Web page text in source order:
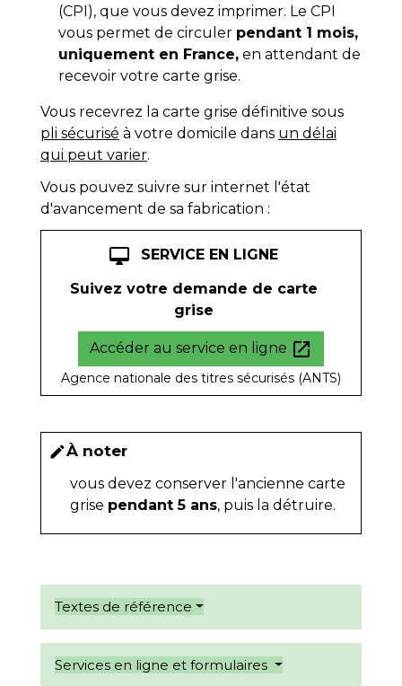
(CPI), que vous devez imprimer. Le CPI
vous permet de circuler pendant 1 mois,
uniquement en France, en attendant de
recevoir votre carte grise.
Vous recevrez la carte grise définitive sous
pli sécurisé à votre domicile dans un délai
qui peut varier.
Vous pouvez suivre sur internet l'état
d'avancement de sa fabrication :
desktop_mac
SERVICE EN LIGNE
Suivez votre demande de carte
grise
Accéder au service en ligne open_in_new
Agence nationale des titres sécurisés (ANTS)
editÀ noter
vous devez conserver l'ancienne carte
grise pendant 5 ans, puis la détruire.
Textes de référence
Services en ligne et formulaires